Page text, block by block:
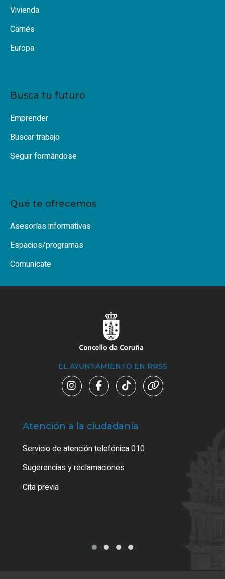
Vivienda
Carnés
Europa
Busca tu futuro
Emprender
Buscar trabajo
Seguir formándose
Qué te ofrecemos
Asesorías informativas
Espacios/programas
Comunícate
EL AYUNTAMIENTO EN RRSS
Atención a la ciudadanía
Servicio de atención telefónica 010
Sugerencias y reclamaciones
Cita previa